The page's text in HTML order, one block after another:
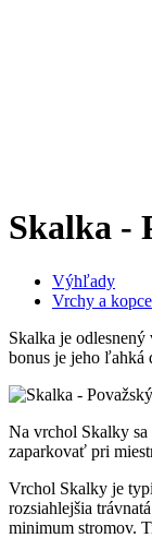
Skalka -
Výhľady
Vrchy a kopce
Skalka je
bonus je jeho ľahká
Na vrchol Skalky sa
zaparkovať pri
Vrchol Skalky je
rozsiahlejšia
minimum stromov.